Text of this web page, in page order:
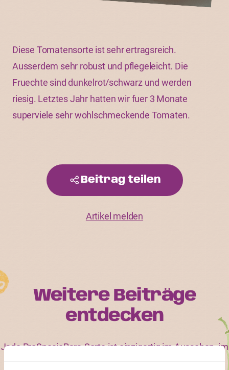
Diese Tomatensorte ist sehr ertragsreich.
Ausserdem sehr robust und pflegeleicht. Die
Fruechte sind dunkelrot/schwarz und werden
riesig. Letztes Jahr hatten wir fuer 3 Monate
superviele sehr wohlschmeckende Tomaten.
Beitrag teilen
Artikel melden
Weitere Beiträge
entdecken
Jede ProSpecieRara-Sorte ist einzigartig im Aussehen, im
Geschmack und in ihren Bedürfnissen. Erfahre, an